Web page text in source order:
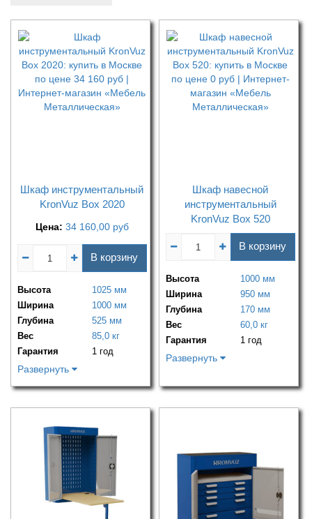
Шкаф инструментальный
KronVuz Box 2020
Цена: 34 160,00 руб
В корзину
Высота
1025 мм
Ширина
1000 мм
Глубина
525 мм
Вес
85,0 кг
Гарантия
1 год
Развернуть
Шкаф навесной
инструментальный
KronVuz Box 520
В корзину
Высота
1000 мм
Ширина
950 мм
Глубина
170 мм
Вес
60,0 кг
Гарантия
1 год
Развернуть